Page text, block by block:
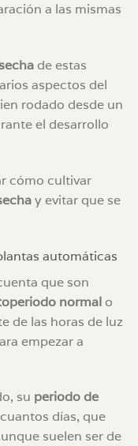
a las mismas
de estas
aspectos del
rodado desde un
el desarrollo
cómo cultivar
y evitar que se
automáticas
que son
normalo
de las horas de luz
empezar a
su periodo de
días, que
suelen ser de